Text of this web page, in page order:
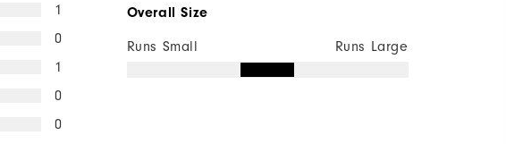
1
0
1
0
0
Overall Size
Runs Small Runs Large